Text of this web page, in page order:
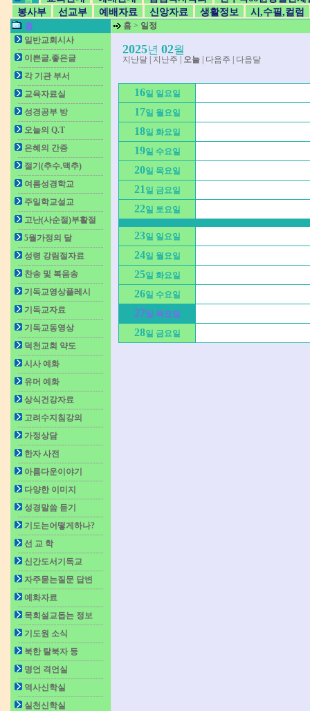
봉사부
선교부 예배자료 신앙자료 생활정보 시,수필,컬럼
홈
일반교회시사
이쁜글.좋은글
각 기관 부서
교육자료실
성경공부 방
오늘의 Q.T
은혜의 간증
절기(추수.맥추)
여름성경학교
주일학교설교
고난(사순절)부활절
5월가정의 달
성령 강림절자료
찬송 및 복음송
기독교영상플레시
기독교자료
기독교동영상
덕천교회 약도
시사 예화
유머 예화
상식건강자료
고려수지침강의
가정상담
한자 사전
아름다운이야기
다양한 이미지
성경말씀 듣기
기도는어떻게하나?
선 교 학
신간도서기독교
자주묻는질문 답변
예화자료
목회설교돕는 정보
기도원 소식
북한 탈북자 등
명언 격언실
역사신학실
실천신학실
홈 > 일정
2025년 02월
지난달 지난주 오늘 다음주 다음달
16일 일요일
17일 월요일
18일 화요일
19일 수요일
20일 목요일
21 일 금요일
22일 토요일
23일 일요일
24일 월요일
25일 화요일
26일 수요일
27일 목요일
28일 금요일